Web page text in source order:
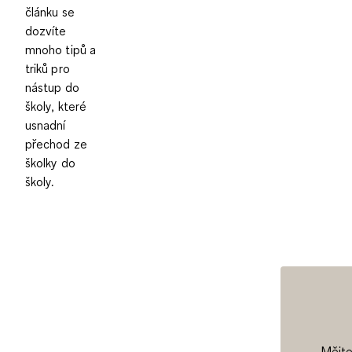
článku se
dozvíte
mnoho tipů a
triků pro
nástup do
školy, které
usnadní
přechod ze
školky do
školy.